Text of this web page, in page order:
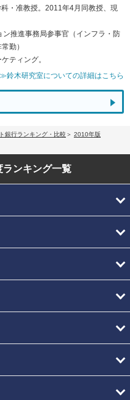
・准教授。2011年4月同教授、現
推進事務局参事官（インフラ・防
勤）
ティング。
≫鈴木研究室についての詳細はこちら
銀行ランキング・比較
2010年版
ランキング一覧